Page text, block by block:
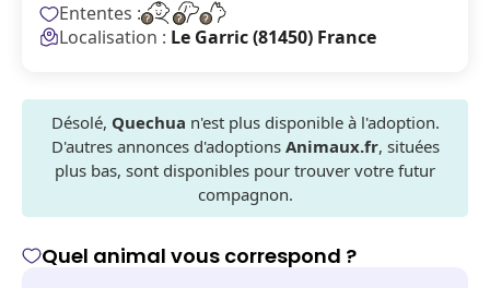
Ententes :
Localisation : Le Garric (81450) France
Désolé, Quechua n'est plus disponible à l'adoption.
D'autres annonces d'adoptions Animaux.fr, situées
plus bas, sont disponibles pour trouver votre futur
compagnon.
Quel animal vous correspond ?